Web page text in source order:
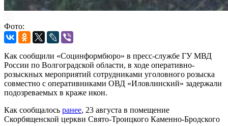
Фото:
Как сообщили «Социнформбюро» в пресс-службе ГУ МВД
России по Волгоградской области, в ходе оперативно-
розыскных мероприятий сотрудниками уголовного розыска
совместно с оперативниками ОВД «Иловлинский» задержали
подозреваемых в краже икон.
Как сообщалось ранее, 23 августа в помещение
Скорбященской церкви Свято-Троицкого Каменно-Бродского